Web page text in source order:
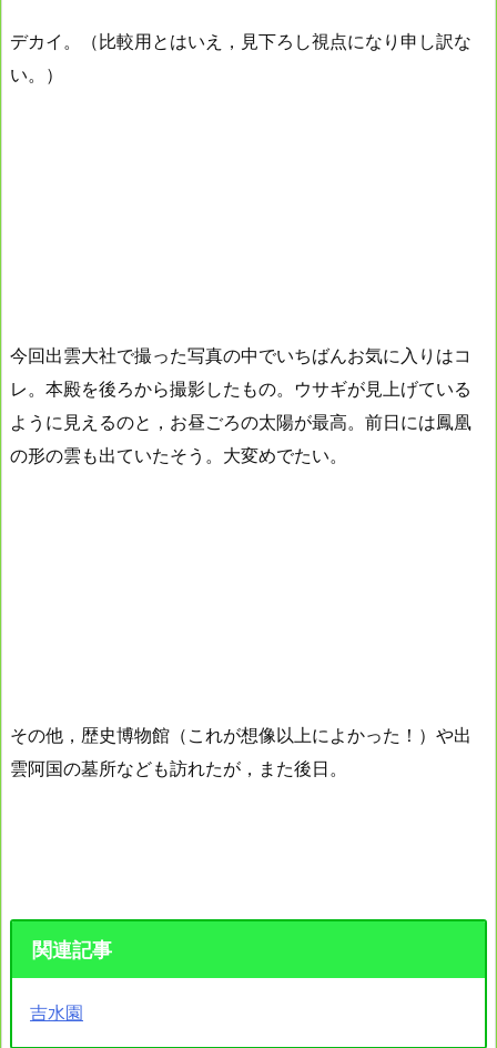
デカイ。（比較用とはいえ，見下ろし視点になり申し訳な
い。）
今回出雲大社で撮った写真の中でいちばんお気に入りはコ
レ。本殿を後ろから撮影したもの。ウサギが見上げている
ように見えるのと，お昼ごろの太陽が最高。前日には鳳凰
の形の雲も出ていたそう。大変めでたい。
その他，歴史博物館（これが想像以上によかった！）や出
雲阿国の墓所なども訪れたが，また後日。
関連記事
吉水園